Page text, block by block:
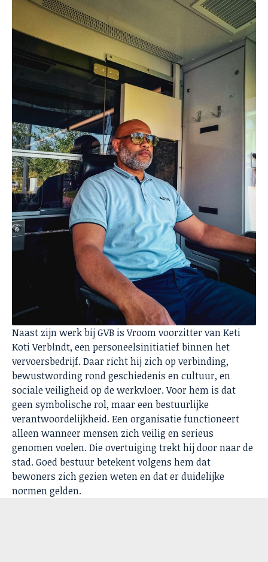
Naast zijn werk bij GVB is Vroom voorzitter van Keti
Koti Verb!ndt, een personeelsinitiatief binnen het
vervoersbedrijf. Daar richt hij zich op verbinding,
bewustwording rond geschiedenis en cultuur, en
sociale veiligheid op de werkvloer. Voor hem is dat
geen symbolische rol, maar een bestuurlijke
verantwoordelijkheid. Een organisatie functioneert
alleen wanneer mensen zich veilig en serieus
genomen voelen. Die overtuiging trekt hij door naar de
stad. Goed bestuur betekent volgens hem dat
bewoners zich gezien weten en dat er duidelijke
normen gelden.